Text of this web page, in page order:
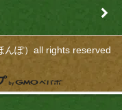
んぽ）all rights reserved